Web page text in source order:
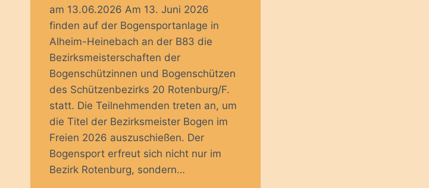
am 13.06.2026 Am 13. Juni 2026
finden auf der Bogensportanlage in
Alheim-Heinebach an der B83 die
Bezirksmeisterschaften der
Bogenschützinnen und Bogenschützen
des Schützenbezirks 20 Rotenburg/F.
statt. Die Teilnehmenden treten an, um
die Titel der Bezirksmeister Bogen im
Freien 2026 auszuschießen. Der
Bogensport erfreut sich nicht nur im
Bezirk Rotenburg, sondern…